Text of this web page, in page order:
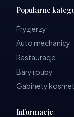
Popularne
Fryzjerzy
Auto mechanicy
Restauracje
Bary i puby
Gabinety
Informacje